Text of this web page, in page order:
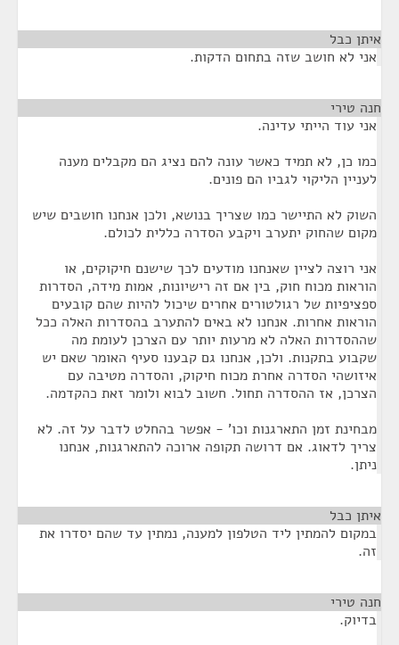
איתן כבל
אני לא חושב שזה בתחום הדקות.
חנה טירי
אני עוד הייתי עדינה.
כמו כן, לא תמיד כאשר עונה להם נציג הם מקבלים מענה
לעניין הליקוי לגביו הם פונים.
השוק לא התיישר כמו שצריך בנושא, ולכן אנחנו חושבים שיש
מקום שהחוק יתערב ויקבע הסדרה כללית לכולם.
אני רוצה לציין שאנחנו מודעים לכך שישנם חיקוקים, או
הוראות מכוח חוק, בין אם זה רישיונות, אמות מידה, הסדרות
ספציפיות של רגולטורים אחרים שיכול להיות שהם קובעים
הוראות אחרות. אנחנו לא באים להתערב בהסדרות האלה ככל
שההסדרות האלה לא מרעות יותר עם הצרכן לעומת מה
שקבוע בתקנות. ולכן, אנחנו גם קבענו סעיף האומר שאם יש
איזושהי הסדרה אחרת מכוח חיקוק, והסדרה מטיבה עם
הצרכן, אז ההסדרה תחול. חשוב לבוא ולומר זאת כהקדמה.
מבחינת זמן התארגנות וכו' - אפשר בהחלט לדבר על זה. לא
צריך לדאוג. אם דרושה תקופה ארוכה להתארגנות, אנחנו
ניתן.
איתן כבל
במקום להמתין ליד הטלפון למענה, נמתין עד שהם יסדרו את
זה.
חנה טירי
בדיוק.